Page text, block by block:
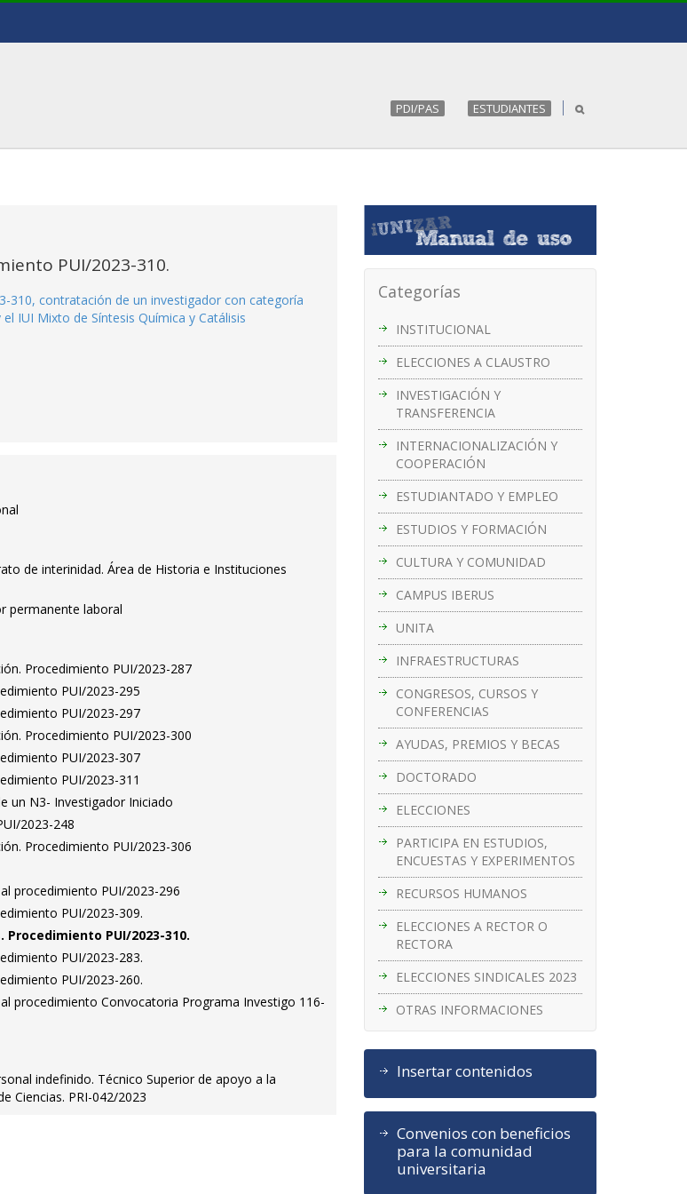
PDI/PAS ESTUDIANTES
Categorías
INSTITUCIONAL
ELECCIONES A CLAUSTRO
INVESTIGACIÓN Y
TRANSFERENCIA
INTERNACIONALIZACIÓN Y
COOPERACIÓN
ESTUDIANTADO Y EMPLEO
ESTUDIOS Y FORMACIÓN
CULTURA Y COMUNIDAD
CAMPUS IBERUS
UNITA
INFRAESTRUCTURAS
CONGRESOS, CURSOS Y
CONFERENCIAS
AYUDAS, PREMIOS Y BECAS
DOCTORADO
ELECCIONES
PARTICIPA EN ESTUDIOS,
ENCUESTAS Y EXPERIMENTOS
RECURSOS HUMANOS
ELECCIONES A RECTOR O
RECTORA
ELECCIONES SINDICALES 2023
OTRAS INFORMACIONES
Insertar contenidos
Convenios con beneficios
para la comunidad
universitaria
PUI/2023-310.
310, contratación de un investigador con categoría
IUI Mixto de Síntesis Química y Catálisis
de interinidad. Área de Historia e Instituciones
permanente laboral
Procedimiento PUI/2023-287
PUI/2023-295
PUI/2023-297
Procedimiento PUI/2023-300
PUI/2023-307
PUI/2023-311
un N3- Investigador Iniciado
2023-248
Procedimiento PUI/2023-306
procedimiento PUI/2023-296
PUI/2023-309.
PUI/2023-310.
PUI/2023-283.
PUI/2023-260.
procedimiento Convocatoria Programa Investigo 116-
indefinido. Técnico Superior de apoyo a la
Ciencias. PRI-042/2023